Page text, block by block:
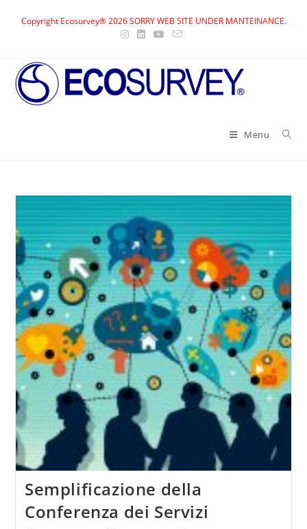
Copyright Ecosurvey® 2026 SORRY WEB SITE UNDER MANTEINANCE.
Menu
Semplificazione della
Conferenza dei Servizi